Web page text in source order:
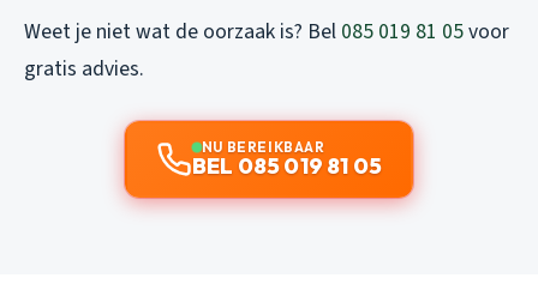
Weet je niet wat de oorzaak is? Bel 085 019 81 05voor
gratis advies.
NU BEREIKBAAR
BEL 085 019 81 05